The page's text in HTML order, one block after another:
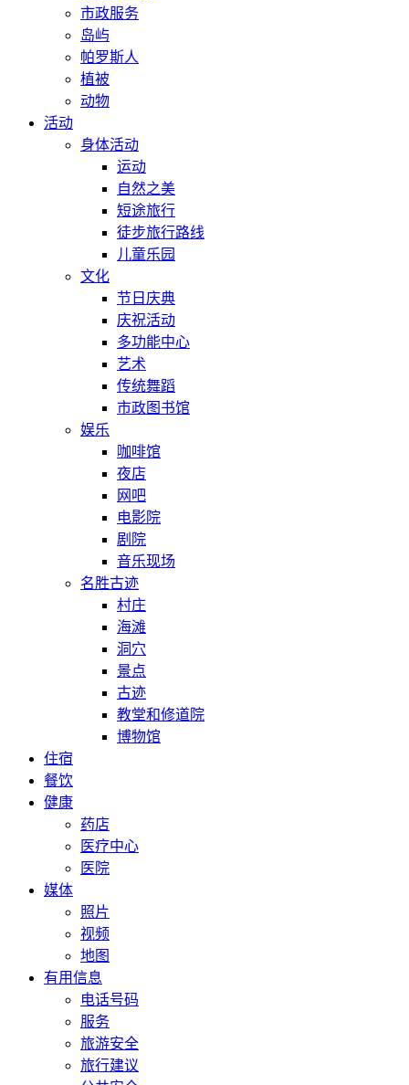
市政服务
岛屿
帕罗斯人
植被
动物
活动
身体活动
运动
自然之美
短途旅行
徒步旅行路线
儿童乐园
文化
节日庆典
庆祝活动
多功能中心
艺术
传统舞蹈
市政图书馆
娱乐
咖啡馆
夜店
网吧
电影院
剧院
音乐现场
名胜古迹
村庄
海滩
洞穴
景点
古迹
教堂和修道院
博物馆
住宿
餐饮
健康
药店
医疗中心
医院
媒体
照片
视频
地图
有用信息
电话号码
服务
旅游安全
旅行建议